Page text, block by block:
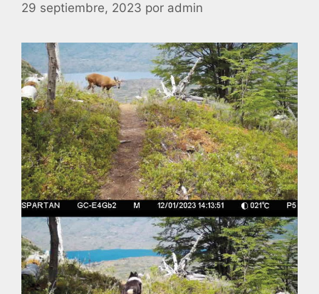
29 septiembre, 2023 por admin